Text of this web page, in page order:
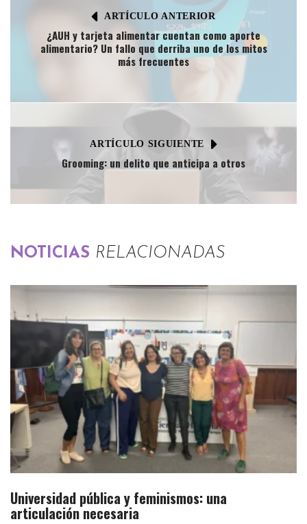
ARTÍCULO ANTERIOR
¿AUH y tarjeta alimentar cuentan como aporte
alimentario? Un fallo que derriba uno de los mitos
más frecuentes
ARTÍCULO SIGUIENTE
Grooming: un delito que anticipa a otros
NOTICIAS RELACIONADAS
Universidad pública y feminismos: una
articulación necesaria